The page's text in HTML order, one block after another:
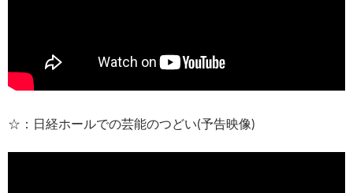
☆：日経ホールでの芸能のつどい(予告映像)